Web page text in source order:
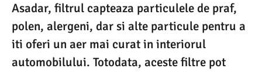
Asadar, filtrul capteaza particulele de praf,
polen, alergeni, dar si alte particule pentru a
iti oferi un aer mai curat in interiorul
automobilului. Totodata, aceste filtre pot